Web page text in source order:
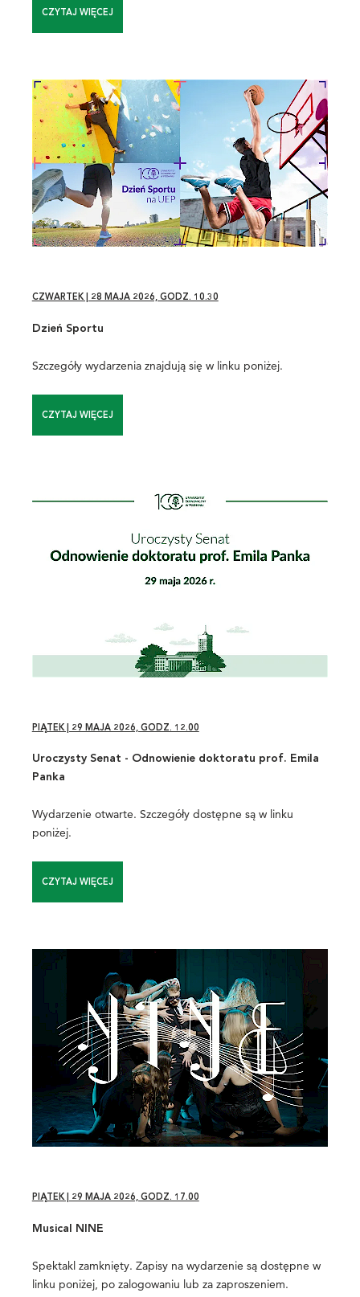
CZYTAJ WIĘCEJ
CZWARTEK | 28 MAJA 2026, GODZ. 10.30
Dzień Sportu
Szczegóły wydarzenia znajdują się w linku poniżej.
CZYTAJ WIĘCEJ
PIĄTEK | 29 MAJA 2026, GODZ. 12.00
Uroczysty Senat - Odnowienie doktoratu prof. Emila
Panka
Wydarzenie otwarte. Szczegóły dostępne są w linku
poniżej.
CZYTAJ WIĘCEJ
PIĄTEK | 29 MAJA 2026, GODZ. 17.00
Musical NINE
Spektakl zamknięty. Zapisy na wydarzenie są dostępne w
linku poniżej, po zalogowaniu lub za zaproszeniem.